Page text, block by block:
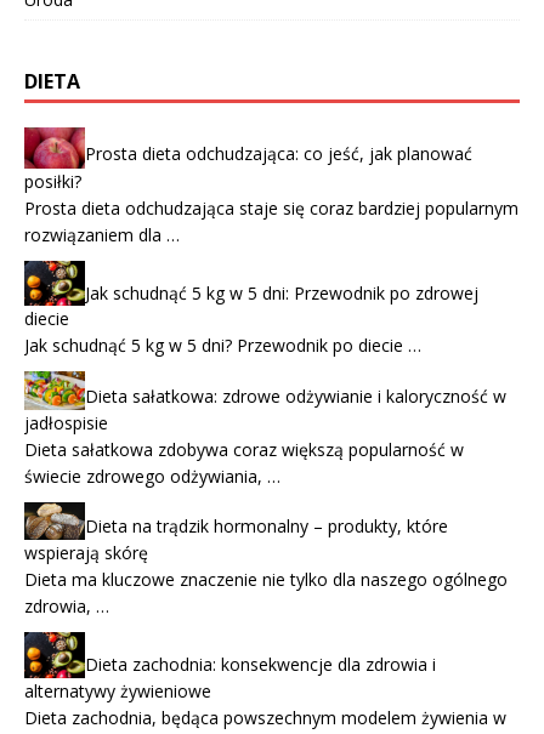
DIETA
Prosta dieta odchudzająca: co jeść, jak planować
posiłki?
Prosta dieta odchudzająca staje się coraz bardziej popularnym
rozwiązaniem dla …
Jak schudnąć 5 kg w 5 dni: Przewodnik po zdrowej
diecie
Jak schudnąć 5 kg w 5 dni? Przewodnik po diecie …
Dieta sałatkowa: zdrowe odżywianie i kaloryczność w
jadłospisie
Dieta sałatkowa zdobywa coraz większą popularność w
świecie zdrowego odżywiania, …
Dieta na trądzik hormonalny – produkty, które
wspierają skórę
Dieta ma kluczowe znaczenie nie tylko dla naszego ogólnego
zdrowia, …
Dieta zachodnia: konsekwencje dla zdrowia i
alternatywy żywieniowe
Dieta zachodnia, będąca powszechnym modelem żywienia w